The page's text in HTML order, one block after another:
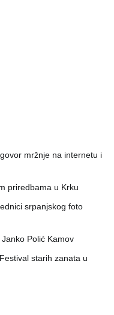
mržnje na internetu i
priredbama u Krku
srpanjskog foto
Polić Kamov
starih zanata u